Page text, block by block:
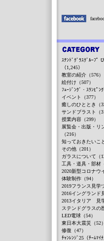
ｽﾃﾝﾄﾞｸﾞﾗｽｸﾞﾙｰﾌﾟ
（1,245）
教室の紹介（576）
絵付け（507）
ﾌｭｰｼﾞﾝｸﾞ・ｽﾗﾝﾋﾟﾝｸ
イベント（377）
癒しのひととき（
サンドブラスト（
授業内容（299）
展覧会・出版・リ
（216）
知っておきたいこ
その他（201）
ガラスについて（
工具・道具・部材
2020新型コロナウ
体験制作（94）
2019フランス見学
2016イングランド
2013イタリア 見
ステンドグラスの
LED電球（54）
東日本大震災（52）
修復（47）
ﾁｬﾝﾚﾝｼﾞ25（ﾁｰﾑﾏｲﾅ